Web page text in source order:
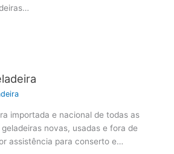
importada e nacional de todas as
novas, usadas e fora de
assistência para conserto e…